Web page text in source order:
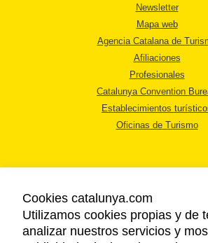
Newsletter
Mapa web
Agencia Catalana de
Afiliaciones
Profesionales
Catalunya Convention
Establecimientos
Oficinas de Turismo
AVISO LEGAL
POLÍTICA DE PRIVACIDAD
Cookies catalunya.com
Utilizamos cookies propias y de
analizar nuestros servicios y